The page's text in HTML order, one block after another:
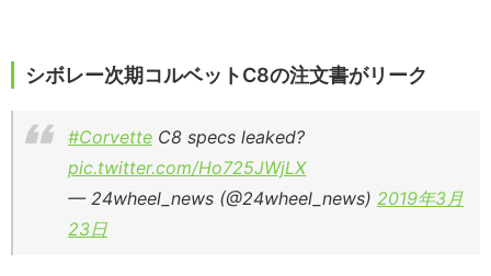
シボレー次期コルベットC8の注文書がリーク
#Corvette C8 specs leaked?
pic.twitter.com/Ho725JWjLX
— 24wheel_news (@24wheel_news) 2019年3月
23日